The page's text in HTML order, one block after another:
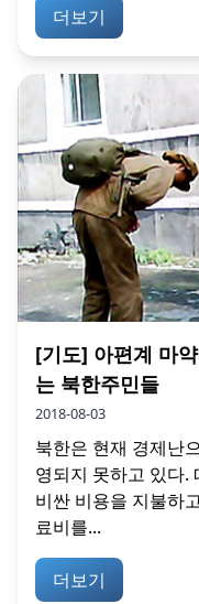
더보기
[기도] 아편계 마
는 북한주민들
2018-08-03
북한은 현재 경제난
영되지 못하고 있다.
비싼 비용을 지불하
료비를...
더보기